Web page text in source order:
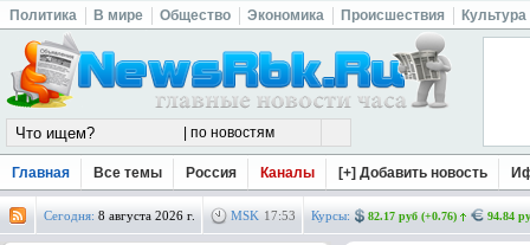
Политика В мире Общество Экономика Происшествия Культура
Главная Все темы Россия Каналы [+] Добавить новость
Сегодня: 8 августа 2026 г. MSK 17:53 Курсы: 82.17 руб (+0.76) 94.84